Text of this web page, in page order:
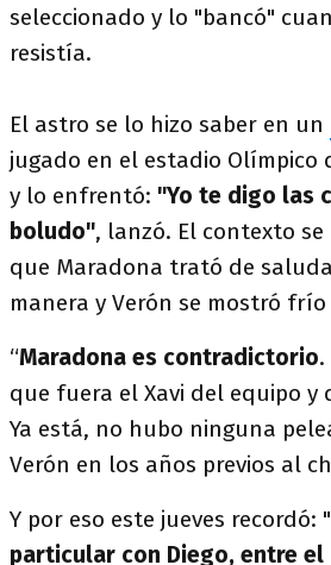
seleccionado y lo "bancó"
resistía.
El astro se lo hizo saber en un
jugado en el estadio Olímpico
y lo enfrentó: "Yo te digo las
boludo", lanzó. El contexto se
que Maradona trató de
manera y Verón se mostró
“Maradona es contradictorio
que fuera el Xavi del equipo y
Ya está, no hubo ninguna
Verón en los años previos al
Y por eso este jueves recordó: "
particular con Diego, entre